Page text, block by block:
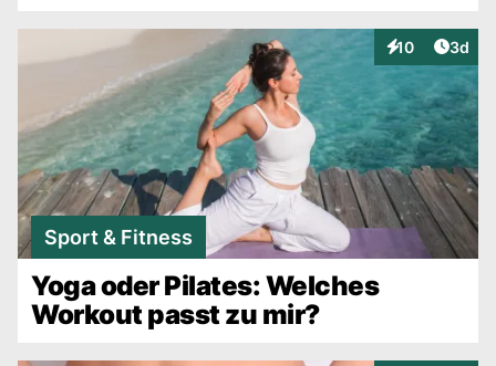
10
Interaktionen
3d
Sport & Fitness
Yoga oder Pilates: Welches
Workout passt zu mir?